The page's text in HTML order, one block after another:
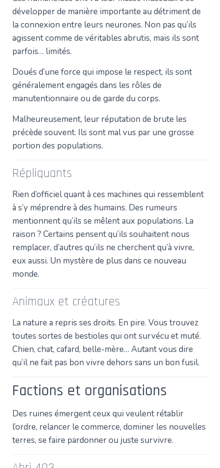
développer de manière importante au détriment de
la connexion entre leurs neurones. Non pas qu’ils
agissent comme de véritables abrutis, mais ils sont
parfois… limités.
Doués d’une force qui impose le respect, ils sont
généralement engagés dans les rôles de
manutentionnaire ou de garde du corps.
Malheureusement, leur réputation de brute les
précède souvent. Ils sont mal vus par une grosse
portion des populations.
Répliquants
Rien d’officiel quant à ces machines qui ressemblent
à s’y méprendre à des humains. Des rumeurs
mentionnent qu’ils se mêlent aux populations. La
raison ? Certains pensent qu’ils souhaitent nous
remplacer, d’autres qu’ils ne cherchent qu’à vivre,
eux aussi. Un mystère de plus dans ce nouveau
monde.
Animaux et créatures
La nature a repris ses droits. En pire. Vous trouvez
toutes sortes de bestioles qui ont survécu et muté.
Chien, chat, cafard, belle-mère… Autant vous dire
qu’il ne fait pas bon vivre dehors sans un bon fusil.
Factions et organisations
Des ruines émergent ceux qui veulent rétablir
l’ordre, relancer le commerce, dominer les nouvelles
terres, se faire pardonner ou juste survivre.